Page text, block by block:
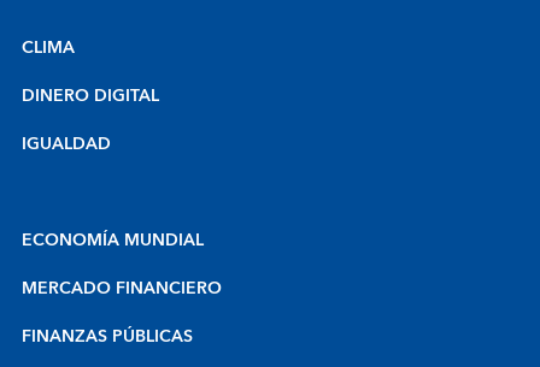
CLIMA
DINERO DIGITAL
IGUALDAD
ECONOMÍA MUNDIAL
MERCADO FINANCIERO
FINANZAS PÚBLICAS